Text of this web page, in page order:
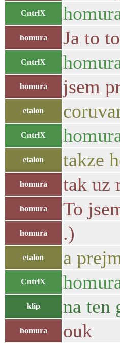
CntrlX
homura Ja to
CntrlX
homura jsem
etalon
CntrlX
etalon takze
homura tak uz
homura To
homura .)
etalon a
CntrlX
klip na ten
homura ouk